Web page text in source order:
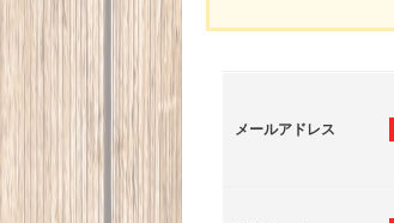
メールアドレス